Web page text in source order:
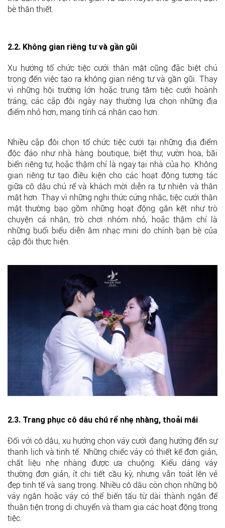
bè thân thiết.
2.2. Không gian riêng tư và gần gũi
Xu hướng tổ chức tiệc cưới thân mật cũng đặc biệt chú
trọng đến việc tạo ra không gian riêng tư và gần gũi. Thay
vì những hội trường lớn hoặc trung tâm tiệc cưới hoành
tráng, các cặp đôi ngày nay thường lựa chọn những địa
điểm nhỏ hơn, mang tính cá nhân cao hơn.
Nhiều cặp đôi chọn tổ chức tiệc cưới tại những địa điểm
độc đáo như nhà hàng boutique, biệt thự, vườn hoa, bãi
biển riêng tư, hoặc thậm chí là ngay tại nhà của họ. Không
gian riêng tư tạo điều kiện cho các hoạt động tương tác
giữa cô dâu chú rể và khách mời diễn ra tự nhiên và thân
mật hơn. Thay vì những nghi thức cứng nhắc, tiệc cưới thân
mật thường bao gồm những hoạt động gắn kết như trò
chuyện cá nhân, trò chơi nhóm nhỏ, hoặc thậm chí là
những buổi biểu diễn âm nhạc mini do chính bạn bè của
cặp đôi thực hiện.
2.3. Trang phục cô dâu chú rể nhẹ nhàng, thoải mái
Đối với cô dâu, xu hướng chọn váy cưới đang hướng đến sự
thanh lịch và tinh tế. Những chiếc váy có thiết kế đơn giản,
chất liệu nhẹ nhàng được ưa chuộng. Kiểu dáng váy
thường đơn giản, ít chi tiết cầu kỳ, nhưng vẫn toát lên vẻ
đẹp tinh tế và sang trọng. Nhiều cô dâu còn chọn những bộ
váy ngắn hoặc váy có thể biến tấu từ dài thành ngắn để
thuận tiện trong di chuyển và tham gia các hoạt động trong
tiệc.